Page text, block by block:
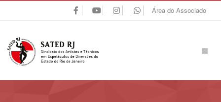
Área do Associado